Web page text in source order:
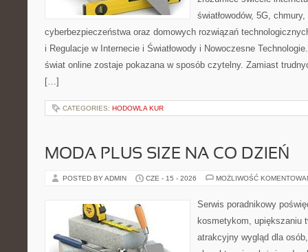
światłowodów, 5G,
cyberbezpieczeństwa oraz domowych rozwiązań
i Regulacje w Internecie i Światłowody i Nowoczesne
świat online zostaje pokazana w sposób czytelny. Zamiast
[…]
CATEGORIES: HODOWLA KUR
MODA PLUS SIZE NA CO DZIEŃ
POSTED BY ADMIN CZE - 15 - 2026 MOŻLIWOŚĆ
Serwis poradnikowy
kosmetykom, upiększaniu
atrakcyjny wygląd dla